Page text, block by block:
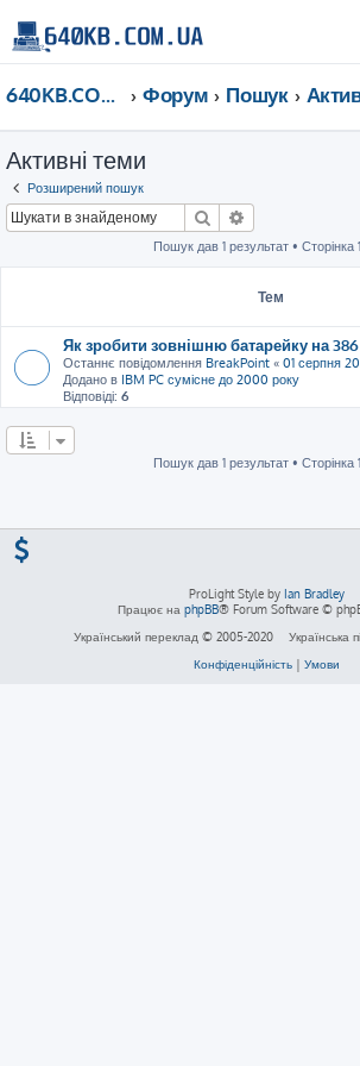
640KB.COM.UA Форум Пошук
Активні теми
Розширений пошук
Пошук
Пошук дав 1 результат • Сторінка 1
Тем
Як зробити зовнішню батарейку на 386
Останнє повідомлення BreakPoint « 01 серпня
Додано в IBM PC сумісне до 2000 року
Відповіді: 6
Пошук дав 1 результат • Сторінка 1
ProLight Style by Ian Bradley
Працює на phpBB® Forum Software ©
Український переклад © 2005-2020
Українська
Конфіденційність| Умови